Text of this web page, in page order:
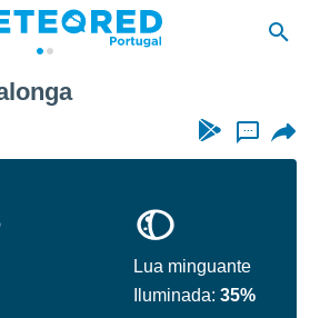
...
Lua minguante
Iluminada:35%